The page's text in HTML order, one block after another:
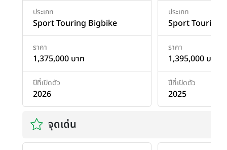
ประเภท
Sport Touring Bigbike
ราคา
1,375,000 บาท
ปีที่เปิดตัว
2026
ประเภท
Sport Touring
ราคา
1,395,000 บาท
ปีที่เปิดตัว
2025
จุดเด่น